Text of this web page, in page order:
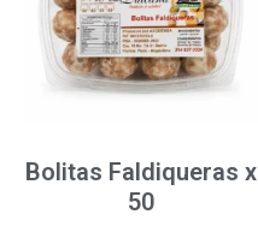
Bolitas Faldiqueras x
50